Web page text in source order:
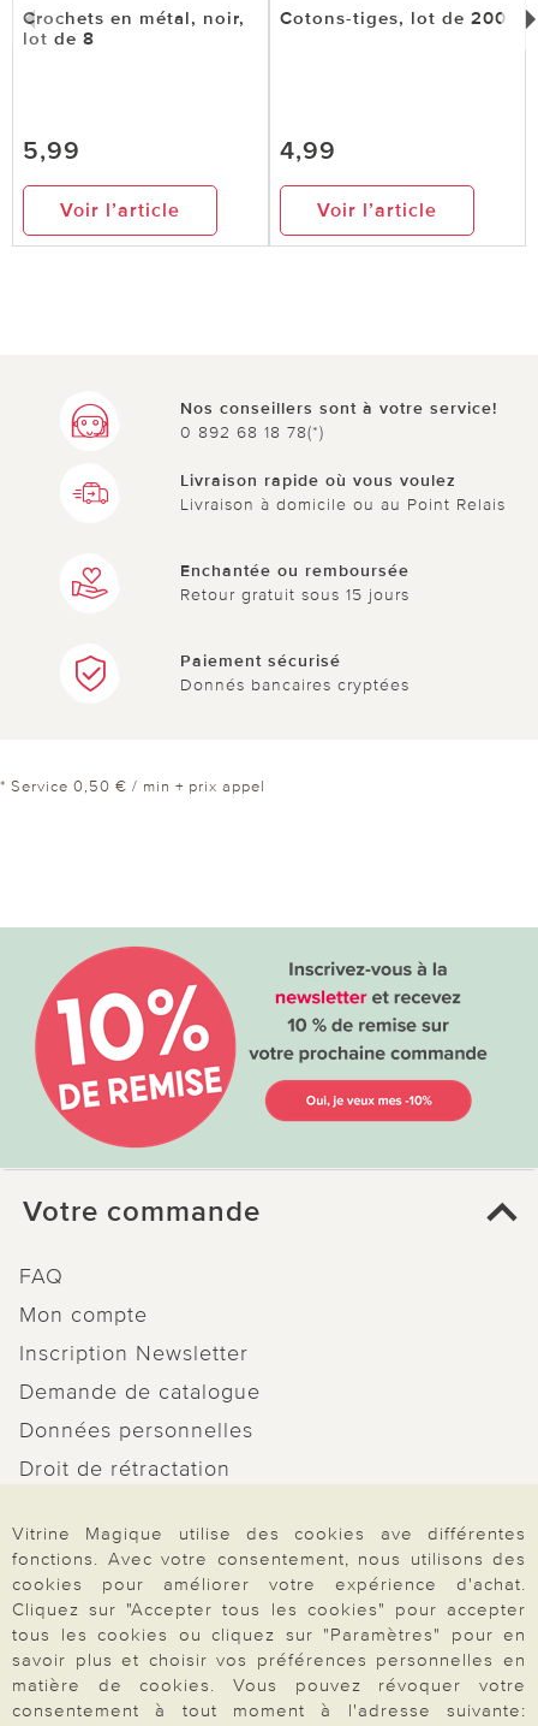
Crochets en métal, noir,
lot de 8
5,99
Voir l’article
Cotons-tiges, lot de 200
4,99
Voir l’article
Nos conseillers sont à votre service!
0 892 68 18 78(*)
Livraison rapide où vous voulez
Livraison à domicile ou au Point Relais
Enchantée ou remboursée
Retour gratuit sous 15 jours
Paiement sécurisé
Donnés bancaires cryptées
* Service 0,50 € / min + prix appel
Votre commande
FAQ
Mon compte
Inscription Newsletter
Demande de catalogue
Données personnelles
Droit de rétractation
Paiement & Livraison
Vitrine Magique utilise des cookies ave différentes
fonctions. Avec votre consentement, nous utilisons des
cookies pour améliorer votre expérience d'achat.
Cliquez sur "Accepter tous les cookies" pour accepter
tous les cookies ou cliquez sur "Paramètres" pour en
savoir plus et choisir vos préférences personnelles en
matière de cookies. Vous pouvez révoquer votre
consentement à tout moment à l'adresse suivante: